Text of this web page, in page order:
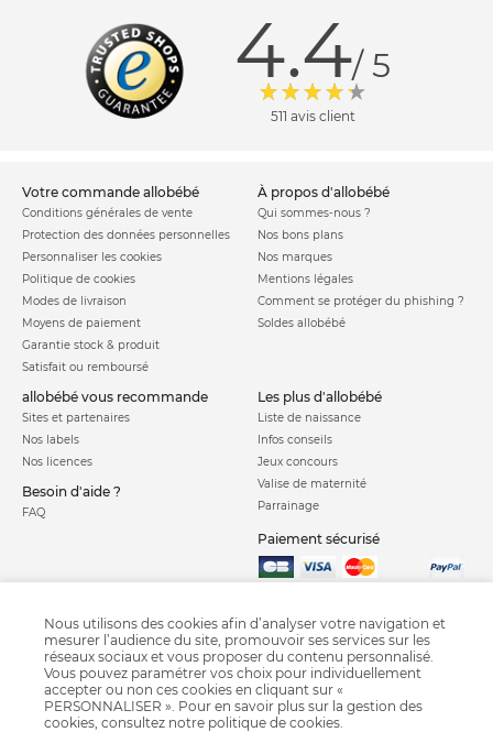
4.4/ 5
511 avis client
votre commande allobébé
Conditions générales de vente
Protection des données personnelles
Personnaliser les cookies
Politique de cookies
Modes de livraison
Moyens de paiement
Garantie stock & produit
Satisfait ou remboursé
à propos d'allobébé
Qui sommes-nous ?
Nos bons plans
Nos marques
Mentions légales
Comment se protéger du phishing ?
Soldes allobébé
allobébé vous recommande
Sites et partenaires
Nos labels
Nos licences
Besoin d'aide ?
FAQ
les plus d'allobébé
Liste de naissance
Infos conseils
Jeux concours
Valise de maternité
Parrainage
Paiement sécurisé
Nous utilisons des cookies afin d’analyser votre navigation et
mesurer l’audience du site, promouvoir ses services sur les
réseaux sociaux et vous proposer du contenu personnalisé.
Vous pouvez paramétrer vos choix pour individuellement
accepter ou non ces cookies en cliquant sur «
PERSONNALISER ». Pour en savoir plus sur la gestion des
cookies, consultez notre politique de cookies.